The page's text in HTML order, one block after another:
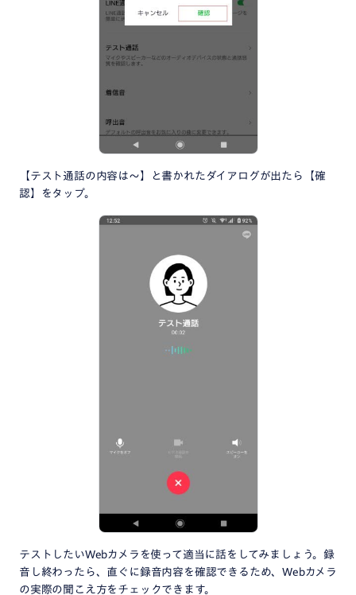
【テスト通話の内容は～】と書かれたダイアログが出たら【確
認】をタップ。
テストしたいWebカメラを使って適当に話をしてみましょう。録
音し終わったら、直ぐに録音内容を確認できるため、Webカメラ
の実際の聞こえ方をチェックできます。